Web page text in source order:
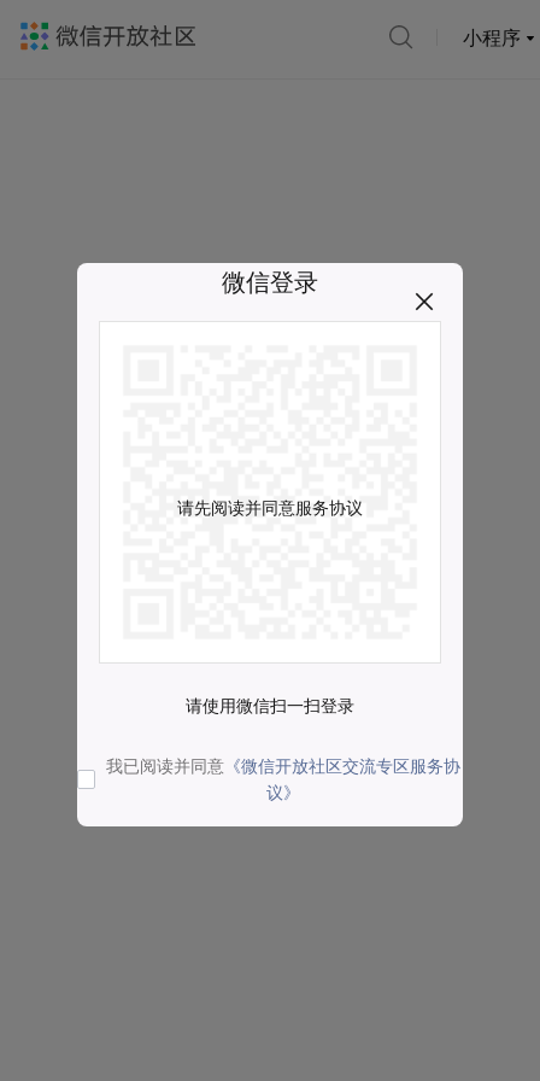
小程序
微信登录
请先阅读并同意服务协议
请使用微信扫一扫登录
我已阅读并同意 《微信开放社区交流专区服务协
议》